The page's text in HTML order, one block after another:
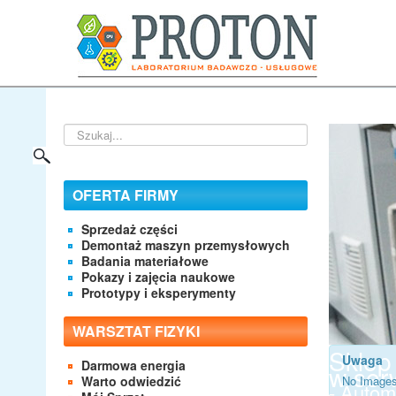
Szukaj...
OFERTA FIRMY
Sprzedaż części
Demontaż maszyn przemysłowych
Badania materiałowe
Pokazy i zajęcia naukowe
Prototypy i eksperymenty
WARSZTAT FIZYKI
Darmowa energia
Warto odwiedzić
wUwaga
No